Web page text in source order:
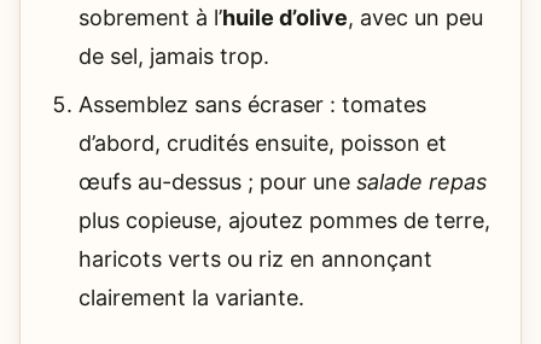
sobrement à l’huile d’olive, avec un peu
de sel, jamais trop.
Assemblez sans écraser : tomates
d’abord, crudités ensuite, poisson et
œufs au-dessus ; pour une salade repas
plus copieuse, ajoutez pommes de terre,
haricots verts ou riz en annonçant
clairement la variante.